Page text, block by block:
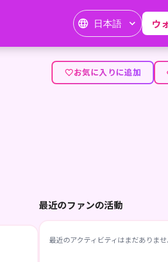
日本語 ウ
お気に入りに追加
最近のファンの活動
最近のアクティビティはまだありませ